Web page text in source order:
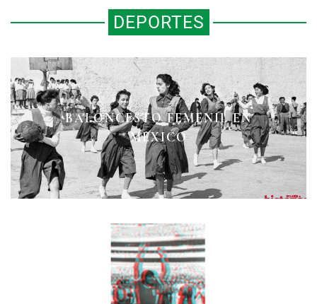
DEPORTES
BALONCESTO FEMENIL EN
MÉXICO
AMOR, AJEDREZ Y REVOLUCIÓN
LA REINA DEL AJEDREZ